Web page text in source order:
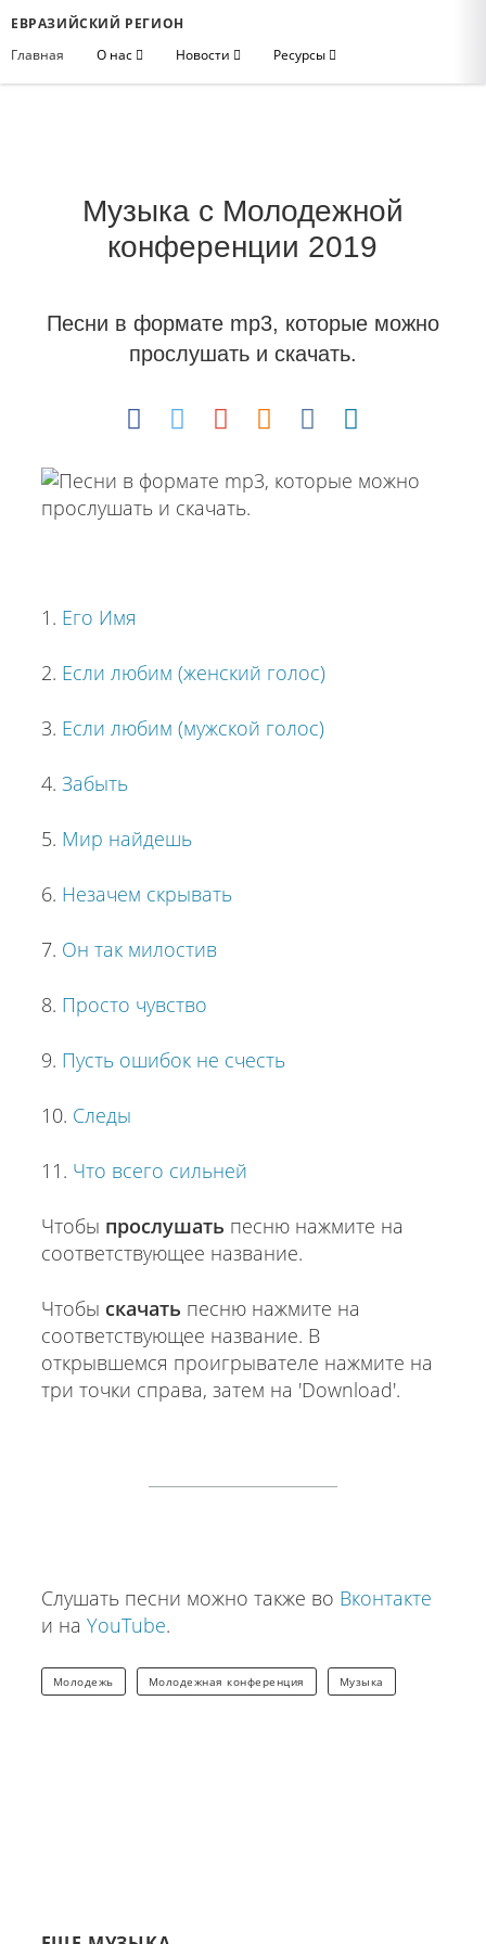
ЕВРАЗИЙСКИЙ РЕГИОН
Главная
О нас Новости Ресурсы
Музыка с Молодежной
конференции 2019
Песни в формате mp3, которые можно
прослушать и скачать.
1. Его Имя
2. Если любим (женский голос)
3. Если любим (мужской голос)
4. Забыть
5. Мир найдешь
6. Незачем скрывать
7. Он так милостив
8. Просто чувство
9. Пусть ошибок не счесть
10. Следы
11. Что всего сильней
Чтобы прослушать песню нажмите на
соответствующее название.
Чтобы скачать песню нажмите на
соответствующее название. В
открывшемся проигрывателе нажмите на
три точки справа, затем на 'Download'.
Слушать песни можно также во Вконтакте
и на YouTube.
Молодежь Молодежная конференция Музыка